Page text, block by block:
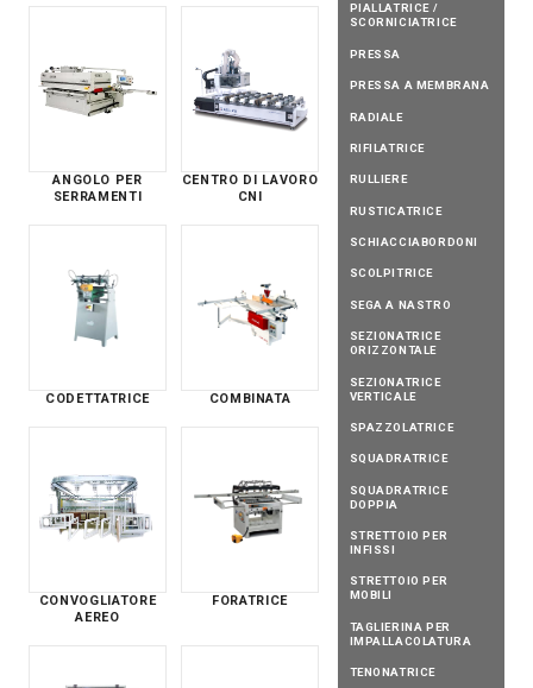
ANGOLO PER
SERRAMENTI
CENTRO DI LAVORO
CNI
CODETTATRICE COMBINATA
CONVOGLIATORE
AEREO
FORATRICE
PIALLATRICE /
SCORNICIATRICE
PRESSA
PRESSA A MEMBRANA
RADIALE
RIFILATRICE
RULLIERE
RUSTICATRICE
SCHIACCIABORDONI
SCOLPITRICE
SEGA A NASTRO
SEZIONATRICE
ORIZZONTALE
SEZIONATRICE
VERTICALE
SPAZZOLATRICE
SQUADRATRICE
SQUADRATRICE
DOPPIA
STRETTOIO PER
INFISSI
STRETTOIO PER
MOBILI
TAGLIERINA PER
IMPALLACOLATURA
TENONATRICE